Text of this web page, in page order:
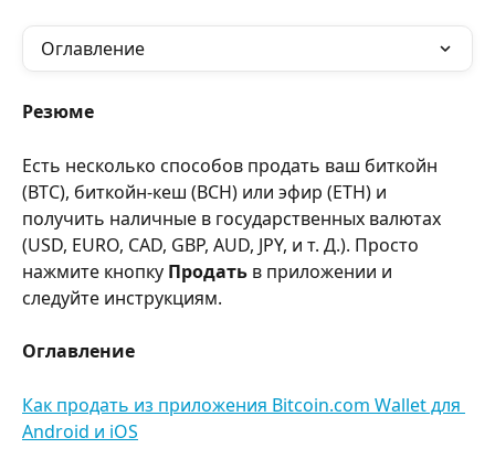
Оглавление
Резюме
Есть несколько способов продать ваш биткойн
(BTC), биткойн-кеш (BCH) или эфир (ETH) и
получить наличные в государственных валютах
(USD, EURO, CAD, GBP, AUD, JPY, и т. Д.). Просто
нажмите кнопку Продать в приложении и
следуйте инструкциям.
Оглавление
Как продать из приложения Bitcoin.com Wallet для
Android и iOS